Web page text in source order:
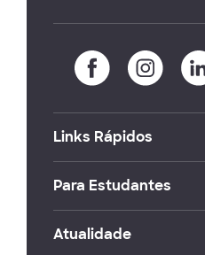
Links Rápidos
Para Estudantes
Atualidade